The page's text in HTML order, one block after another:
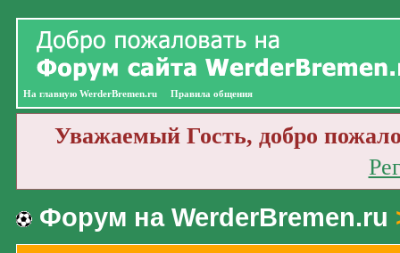
На главную WerderBremen.ru Правила общения
Уважаемый Гость, добро
Форум на WerderBremen.ru